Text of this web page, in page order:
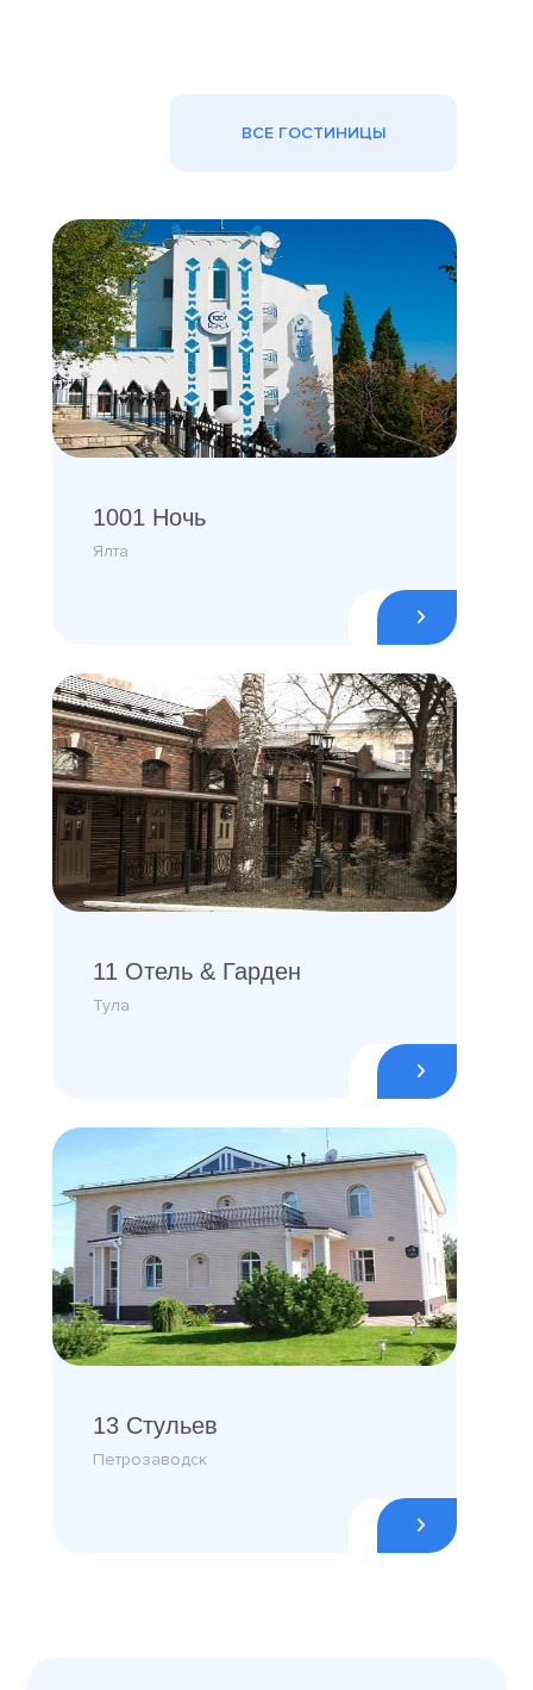
ВСЕ ГОСТИНИЦЫ
1001 Ночь
Ялта
11 Отель & Гарден
Тула
13 Стульев
Петрозаводск